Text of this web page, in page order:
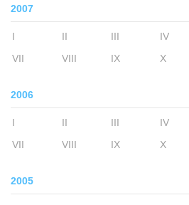
2007
I II III IV
VII
VIII IX X
2006
I II III IV
VII
VIII IX X
2005